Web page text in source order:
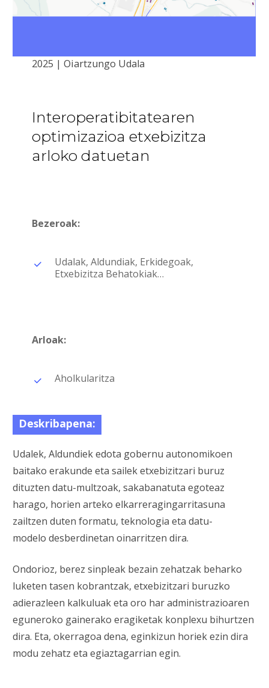
2025 | Oiartzungo Udala
Interoperatibitatearen
optimizazioa etxebizitza
arloko datuetan
Bezeroak:
Udalak, Aldundiak, Erkidegoak,
Etxebizitza Behatokiak…
Arloak:
Aholkularitza
Deskribapena:
Udalek, Aldundiek edota gobernu autonomikoen
baitako erakunde eta sailek etxebizitzari buruz
dituzten datu-multzoak, sakabanatuta egoteaz
harago, horien arteko elkarreragingarritasuna
zailtzen duten formatu, teknologia eta datu-
modelo desberdinetan oinarritzen dira.
Ondorioz, berez sinpleak bezain zehatzak beharko
luketen tasen kobrantzak, etxebizitzari buruzko
adierazleen kalkuluak eta oro har administrazioaren
eguneroko gainerako eragiketak konplexu bihurtzen
dira. Eta, okerragoa dena, eginkizun horiek ezin dira
modu zehatz eta egiaztagarrian egin.